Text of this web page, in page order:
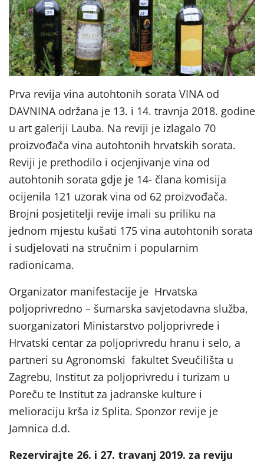
Prva revija vina autohtonih sorata VINA od
DAVNINA održana je 13. i 14. travnja 2018. godine
u art galeriji Lauba. Na reviji je izlagalo 70
proizvođača vina autohtonih hrvatskih sorata.
Reviji je prethodilo i ocjenjivanje vina od
autohtonih sorata gdje je 14- člana komisija
ocijenila 121 uzorak vina od 62 proizvođača.
Brojni posjetitelji revije imali su priliku na
jednom mjestu kušati 175 vina autohtonih sorata
i sudjelovati na stručnim i popularnim
radionicama.
Organizator manifestacije je Hrvatska
poljoprivredno – šumarska savjetodavna služba,
suorganizatori Ministarstvo poljoprivrede i
Hrvatski centar za poljoprivredu hranu i selo, a
partneri su Agronomski fakultet Sveučilišta u
Zagrebu, Institut za poljoprivredu i turizam u
Poreču te Institut za jadranske kulture i
melioraciju krša iz Splita. Sponzor revije je
Jamnica d.d.
Rezervirajte 26. i 27. travanj 2019. za reviju